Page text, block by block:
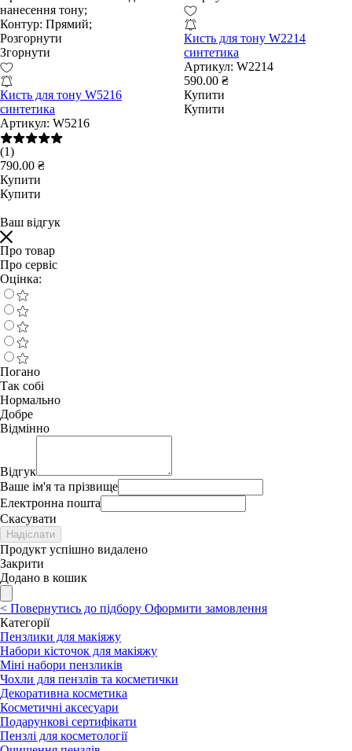
нанесення тону;
Контур: Прямий;
Розгорнути
Згорнути
Кисть для тону W5216
синтетика
Артикул: W5216
(1)
790.00 ₴
Купити
Купити
Кисть для тону W2214
синтетика
Артикул: W2214
590.00 ₴
Купити
Купити
Ваш відгук
Про товар
Про сервіс
Оцінка:
Погано
Так собі
Нормально
Добре
Відмінно
Відгук
Ваше ім'я та прізвище
Електронна пошта
Скасувати
Надіслати
Продукт успішно видалено
Закрити
Додано в кошик
< Повернутись до підбору Оформити замовлення
Категорії
Пензлики для макіяжу
Набори кісточок для макіяжу
Міні набори пензликів
Чохли для пензлів та косметички
Декоративна косметика
Косметичні аксесуари
Подарункові сертифікати
Пензлі для косметології